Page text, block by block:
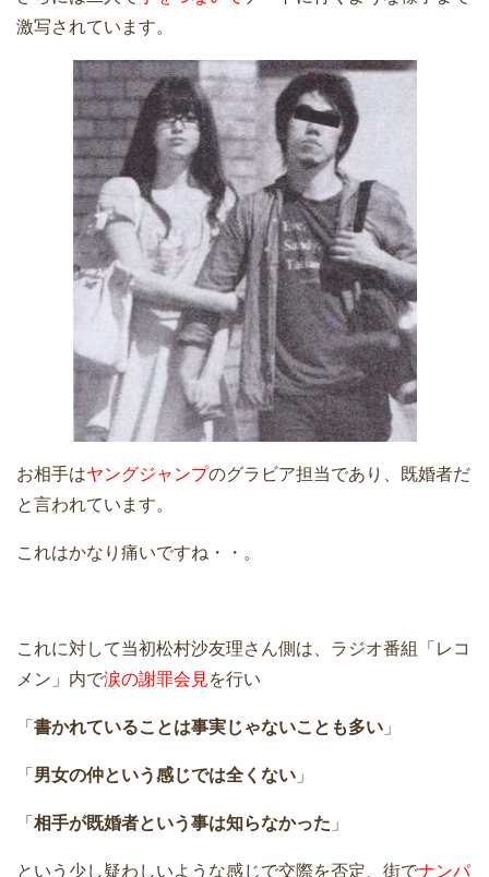
激写されています。
お相手はヤングジャンプのグラビア担当であり、既婚者だ
と言われています。
これはかなり痛いですね・・。
これに対して当初松村沙友理さん側は、ラジオ番組「レコ
メン」内で涙の謝罪会見を行い
「 書かれていることは事実じゃないことも多い 」
「 男女の仲という感じでは全くない 」
「 相手が既婚者という事は知らなかった 」
という少し疑わしいような感じで交際を否定、街でナンパ